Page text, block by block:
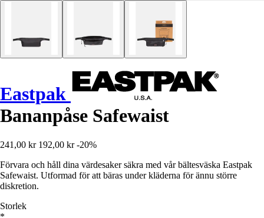
Eastpak
Bananpåse Safewaist
241,00 kr 192,00 kr -20%
Förvara och håll dina värdesaker säkra med vår bältesväska Eastpak
Safewaist. Utformad för att bäras under kläderna för ännu större
diskretion.
Storlek